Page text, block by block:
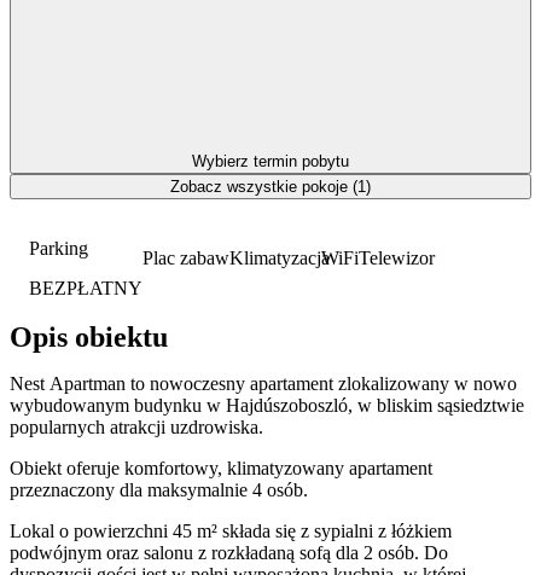
Parking
BEZPŁATNY
Plac zabawKlimatyzacjaWiFiTelewizor
Opis obiektu
Nest Apartman to nowoczesny apartament zlokalizowany w nowo
wybudowanym budynku w Hajdúszoboszló, w bliskim sąsiedztwie
popularnych atrakcji uzdrowiska.
Obiekt oferuje komfortowy, klimatyzowany apartament
przeznaczony dla maksymalnie 4 osób.
Lokal o powierzchni 45 m² składa się z sypialni z łóżkiem
podwójnym oraz salonu z rozkładaną sofą dla 2 osób. Do
Wybierz termin pobytu
Zobacz wszystkie pokoje (1)